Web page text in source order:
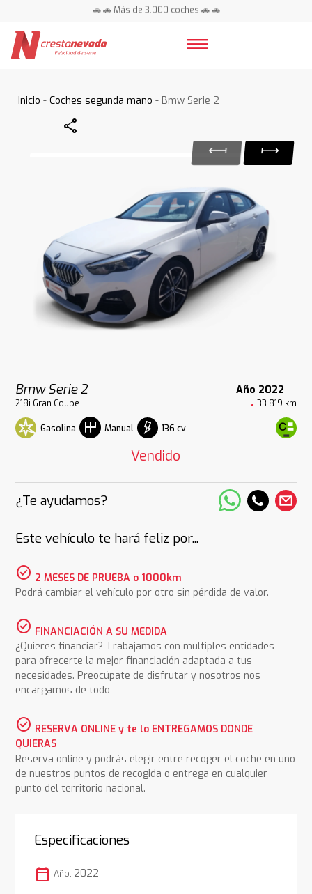
🚗 🚗 Más de 3.000 coches 🚗 🚗
Inicio -Coches segunda mano - Bmw Serie 2
Share
Bmw Serie 2 Año 2022
218i Gran Coupe 33.819 km
Gasolina Manual 136 cv
Vendido
¿Te ayudamos?
Este vehículo te hará feliz por...
check_circle 2 MESES DE PRUEBA o 1000km
Podrá cambiar el vehículo por otro sin pérdida de valor.
check_circle FINANCIACIÓN A SU MEDIDA
¿Quieres financiar? Trabajamos con multiples entidades
para ofrecerte la mejor financiación adaptada a tus
necesidades. Preocúpate de disfrutar y nosotros nos
encargamos de todo
check_circle RESERVA ONLINE y te lo ENTREGAMOS DONDE
QUIERAS
Reserva online y podrás elegir entre recoger el coche en uno
de nuestros puntos de recogida o entrega en cualquier
punto del territorio nacional.
Especificaciones
calendar_today Año: 2022